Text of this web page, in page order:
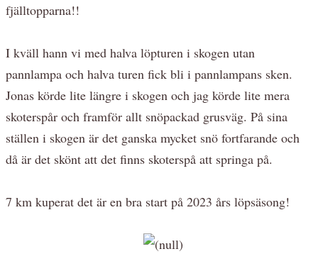
fjälltopparna!!
I kväll hann vi med halva löpturen i skogen utan
pannlampa och halva turen fick bli i pannlampans sken.
Jonas körde lite längre i skogen och jag körde lite mera
skoterspår och framför allt snöpackad grusväg. På sina
ställen i skogen är det ganska mycket snö fortfarande och
då är det skönt att det finns skoterspå att springa på.
7 km kuperat det är en bra start på 2023 års löpsäsong!